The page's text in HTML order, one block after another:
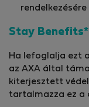
rendelkezésére
Stay Benefits*
Ha lefoglalja ezt
az AXA által
kiterjesztett
tartalmazza ez a